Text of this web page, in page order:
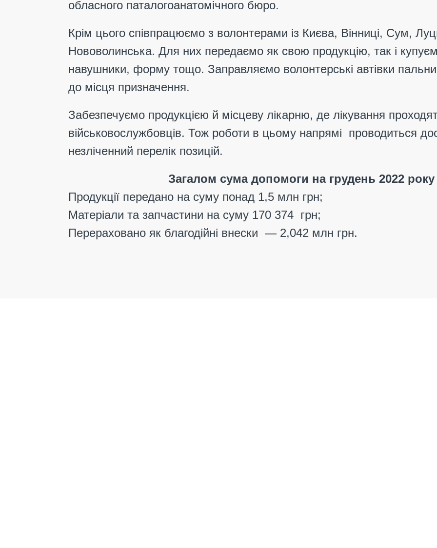
обласного паталогоанатомічного бюро.
Крім цього співпрацюємо з волонтерами із Києва, Вінниці, Сум,
Нововолинська. Для них передаємо як свою продукцію, так і
навушники, форму тощо. Заправляємо волонтерські автівки
до місця призначення.
Забезпечуємо продукцією й місцеву лікарню, де лікування
військовослужбовців. Тож роботи в цьому напрямі
проводиться
незліченний перелік позицій.
Загалом сума допомоги на грудень 2022 року
Продукції передано на суму понад 1,5 млн грн;
Матеріали та запчастини на суму 170 374 грн;
Перераховано як благодійні внески — 2,042 млн грн.